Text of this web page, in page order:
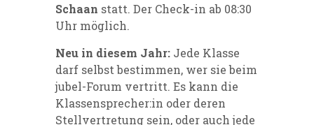
Schaan statt. Der Check-in ab 08:30
Uhr möglich.
Neu in diesem Jahr: Jede Klasse
darf selbst bestimmen, wer sie beim
jubel-Forum vertritt. Es kann die
Klassensprecher:in oder deren
Stellvertretung sein, oder auch jede